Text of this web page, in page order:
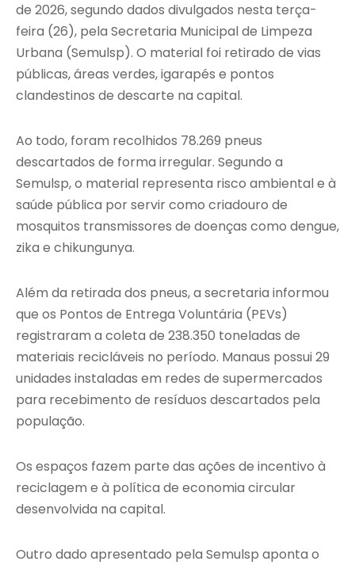
de 2026, segundo dados divulgados nesta terça-
feira (26), pela Secretaria Municipal de Limpeza
Urbana (Semulsp). O material foi retirado de vias
públicas, áreas verdes, igarapés e pontos
clandestinos de descarte na capital.
Ao todo, foram recolhidos 78.269 pneus
descartados de forma irregular. Segundo a
Semulsp, o material representa risco ambiental e à
saúde pública por servir como criadouro de
mosquitos transmissores de doenças como dengue,
zika e chikungunya.
Além da retirada dos pneus, a secretaria informou
que os Pontos de Entrega Voluntária (PEVs)
registraram a coleta de 238.350 toneladas de
materiais recicláveis no período. Manaus possui 29
unidades instaladas em redes de supermercados
para recebimento de resíduos descartados pela
população.
Os espaços fazem parte das ações de incentivo à
reciclagem e à política de economia circular
desenvolvida na capital.
Outro dado apresentado pela Semulsp aponta o